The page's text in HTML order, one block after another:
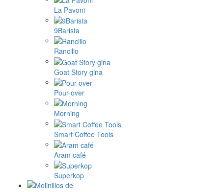
La Pavoni
9Barista
Rancilio
Goat Story gina
Pour-over
Morning
Smart Coffee Tools
Aram café
Superkop